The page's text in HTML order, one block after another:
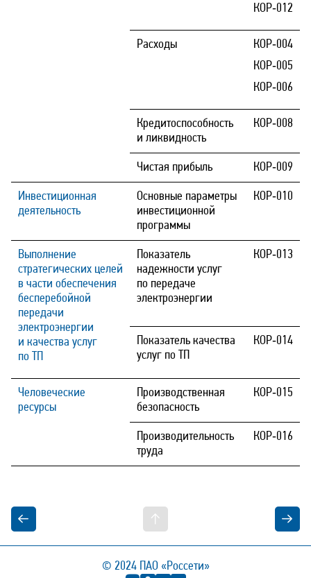
КОР‑012
Расходы
КОР‑004
КОР‑005
КОР‑006
Кредитоспособность
и ликвидность
КОР‑008
Чистая прибыль КОР‑009
Инвестиционная
деятельность
Основные параметры
инвестиционной
программы
КОР‑010
Выполнение
стратегических целей
в части обеспечения
бесперебойной
передачи
электроэнергии
и качества услуг
по ТП
Показатель
надежности услуг
по передаче
электроэнергии
КОР‑013
Показатель качества
услуг по ТП
КОР‑014
Человеческие
ресурсы
Производственная
безопасность
КОР‑015
Производительность
труда
КОР‑016
© 2024 ПАО «Россети»